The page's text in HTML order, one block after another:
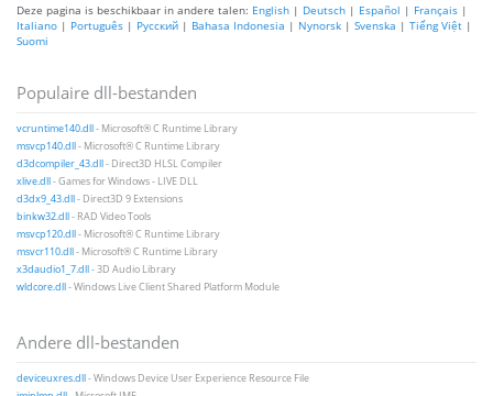
Deze pagina is beschikbaar in andere talen: English | Deutsch | Español | Français |
Italiano | Português | Русский | Bahasa Indonesia | Nynorsk | Svenska | Tiếng Việt |
Suomi
Populaire dll-bestanden
vcruntime140.dll- Microsoft® C Runtime Library
msvcp140.dll- Microsoft® C Runtime Library
d3dcompiler_43.dll- Direct3D HLSL Compiler
xlive.dll- Games for Windows - LIVE DLL
d3dx9_43.dll- Direct3D 9 Extensions
binkw32.dll- RAD Video Tools
msvcp120.dll- Microsoft® C Runtime Library
msvcr110.dll- Microsoft® C Runtime Library
x3daudio1_7.dll- 3D Audio Library
wldcore.dll- Windows Live Client Shared Platform Module
Andere dll-bestanden
deviceuxres.dll- Windows Device User Experience Resource File